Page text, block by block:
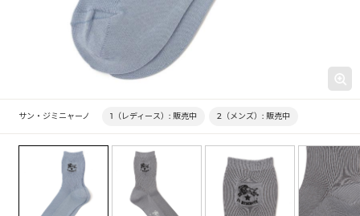
サン・ジミニャーノ 1（レディース）: 販売中 2（メンズ）: 販売中